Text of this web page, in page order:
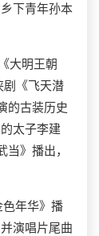
下青年孙本
大明王朝
剧《飞天潜
的古装历史
太子李建
》播出，
年华》播
演唱片尾曲